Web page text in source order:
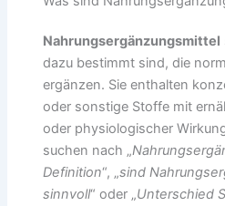
Nahrungsergänzungsmittel
dazu bestimmt sind, die
ergänzen. Sie enthalten
oder sonstige Stoffe mit
oder physiologischer
suchen nach „
Definition“, „sind
sinnvoll“ oder „Unterschied